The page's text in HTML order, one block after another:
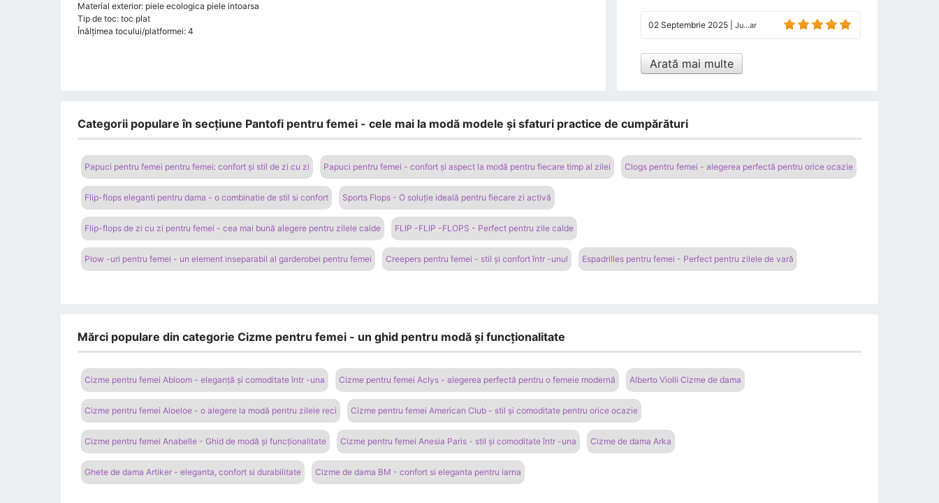
Material exterior: piele ecologica piele intoarsa
Tip de toc: toc plat
Înălțimea tocului/platformei: 4
02 Septembrie 2025 Ju...ar
Arată mai multe
Categorii populare în secțiune Pantofi pentru femei - cele mai la modă modele și sfaturi practice de cumpărături
Papuci pentru femei pentru femei: confort și stil de zi cu zi Papuci pentru femei - confort și aspect la modă pentru fiecare timp al zilei Clogs pentru femei - alegerea perfectă pentru orice ocazie
Flip-flops eleganti pentru dama - o combinatie de stil si confort Sports Flops - O soluție ideală pentru fiecare zi activă
Flip-flops de zi cu zi pentru femei - cea mai bună alegere pentru zilele calde FLIP -FLIP -FLOPS - Perfect pentru zile calde
Plow -uri pentru femei - un element inseparabil al garderobei pentru femei Creepers pentru femei - stil și confort într -unul Espadrilles pentru femei - Perfect pentru zilele de vară
Mărci populare din categorie Cizme pentru femei - un ghid pentru modă și funcționalitate
Cizme pentru femei Abloom - eleganță și comoditate într -una Cizme pentru femei Aclys - alegerea perfectă pentru o femeie modernă Alberto Violli Cizme de dama
Cizme pentru femei Aloeloe - o alegere la modă pentru zilele reci Cizme pentru femei American Club - stil și comoditate pentru orice ocazie
Cizme pentru femei Anabelle - Ghid de modă și funcționalitate Cizme pentru femei Anesia Paris - stil și comoditate într -una Cizme de dama Arka
Ghete de dama Artiker - eleganta, confort si durabilitate Cizme de dama BM - confort si eleganta pentru iarna